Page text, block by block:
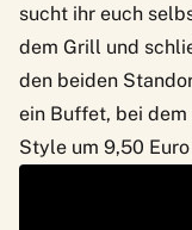
sucht ihr euch
dem Grill und
den beiden
ein Buffet, bei
Style um 9,50